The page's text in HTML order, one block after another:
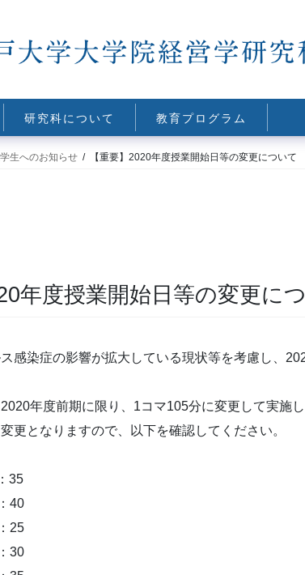
研究科について 教育プログラム
生へのお知らせ 【重要】2020年度授業開始日等の変更について
年度授業開始日等の変更に
感染症の影響が拡大している現状等を考慮し、
年度前期に限り、1コマ105分に変更して実施し
更となりますので、以下を確認してください。
35
40
25
30